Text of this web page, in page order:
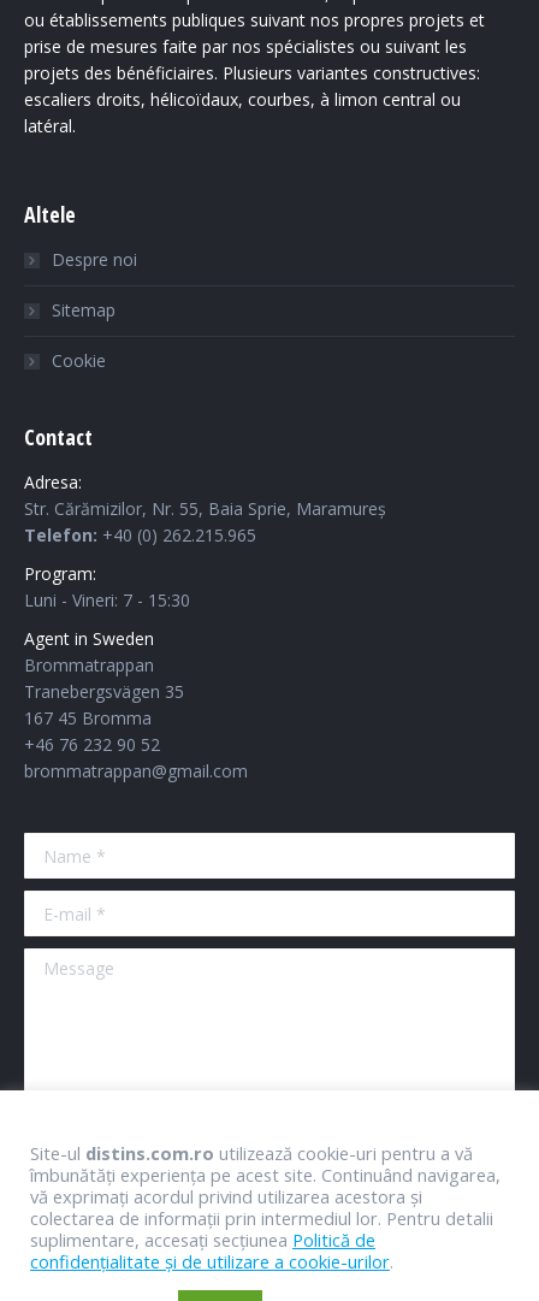
ou établissements publiques suivant nos propres projets et
prise de mesures faite par nos spécialistes ou suivant les
projets des bénéficiaires. Plusieurs variantes constructives:
escaliers droits, hélicoïdaux, courbes, à limon central ou
latéral.
Altele
Despre noi
Sitemap
Cookie
Contact
Adresa:
Str. Cărămizilor, Nr. 55, Baia Sprie, Maramureș
Telefon: +40 (0) 262.215.965
Program:
Luni - Vineri: 7 - 15:30
Agent in Sweden
Brommatrappan
Tranebergsvägen 35
167 45 Bromma
+46 76 232 90 52
brommatrappan@gmail.com
Name *
E-mail *
Message
Submit clear
Site-ul distins.com.ro utilizează cookie-uri pentru a vă
îmbunătăți experiența pe acest site. Continuând navigarea,
vă exprimați acordul privind utilizarea acestora și
colectarea de informații prin intermediul lor. Pentru detalii
suplimentare, accesați secțiunea Politică de
confidențialitate și de utilizare a cookie-urilor.